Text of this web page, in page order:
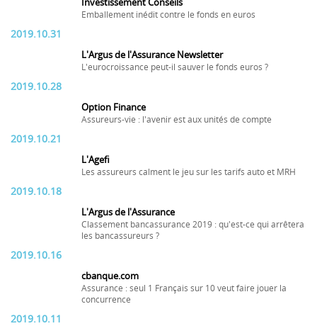
Investissement Conseils
Emballement inédit contre le fonds en euros
2019.10.31
L'Argus de l'Assurance Newsletter
L'eurocroissance peut-il sauver le fonds euros ?
2019.10.28
Option Finance
Assureurs-vie : l'avenir est aux unités de compte
2019.10.21
L'Agefi
Les assureurs calment le jeu sur les tarifs auto et MRH
2019.10.18
L'Argus de l'Assurance
Classement bancassurance 2019 : qu'est-ce qui arrêtera
les bancassureurs ?
2019.10.16
cbanque.com
Assurance : seul 1 Français sur 10 veut faire jouer la
concurrence
2019.10.11